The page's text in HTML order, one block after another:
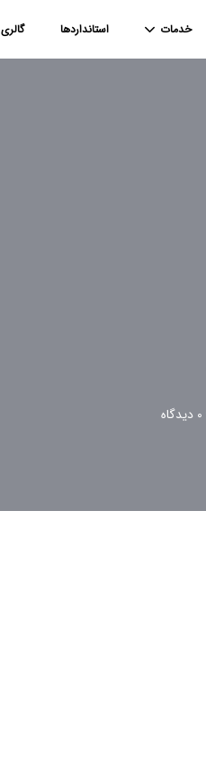
خدمات استانداردها گالری
0 دیدگاه